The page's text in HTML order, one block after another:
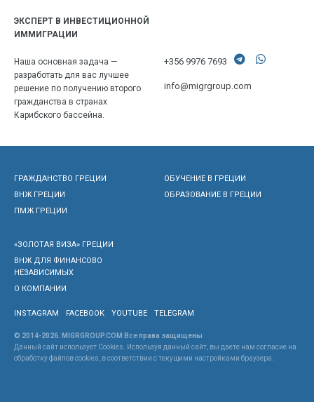
ЭКСПЕРТ В ИНВЕСТИЦИОННОЙ
ИММИГРАЦИИ
Наша основная задача —
разработать для вас лучшее
решение по получению второго
гражданства в странах
Карибского бассейна.
+356 9976 7693
info@migrgroup.com
ГРАЖДАНСТВО ГРЕЦИИ
ВНЖ ГРЕЦИИ
ПМЖ ГРЕЦИИ
ОБУЧЕНИЕ В ГРЕЦИИ
ОБРАЗОВАНИЕ В ГРЕЦИИ
«ЗОЛОТАЯ ВИЗА» ГРЕЦИИ
ВНЖ ДЛЯ ФИНАНСОВО
НЕЗАВИСИМЫХ
О КОМПАНИИ
INSTAGRAM FACEBOOK YOUTUBE TELEGRAM
© 2014-2026. MIGRGROUP.COM Все права защищены
Данный сайт использует Cookies. Используя данный сайт, вы даете нам согласие на
обработку файлов cookies, в соответствии с текущими настройками браузера.